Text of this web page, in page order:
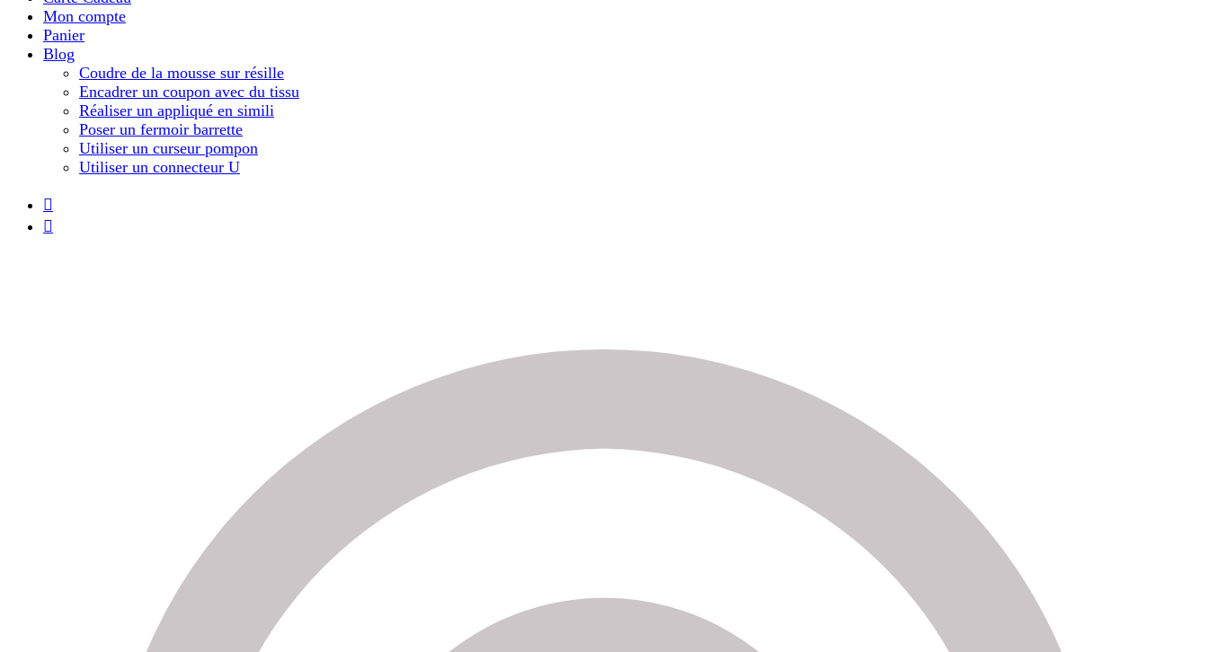
Mon compte
Panier
Blog
Coudre de la mousse sur résille
Encadrer un coupon avec du tissu
Réaliser un appliqué en simili
Poser un fermoir barrette
Utiliser un curseur pompon
Utiliser un connecteur U